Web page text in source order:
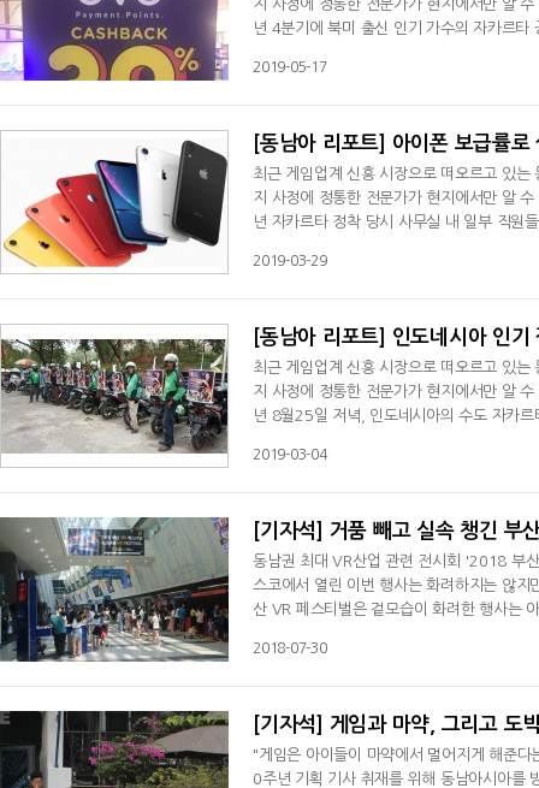
지 사정에 정통한 전문가가 현지에서만 알 수
년 4분기에 북미 출신 인기 가수의 자카르
인 예약 사이트에 접속, 개인정보를 입력하
2019-05-17
[동남아 리포트] 아이폰 보급률
최근 게임업계 신흥 시장으로 떠오르고 있
지 사정에 정통한 전문가가 현지에서만 알 수
년 자카르타 정착 당시 사무실 내 일부 직원
을 너무나 동경해 중고시장 혹은 개인 직거
2019-03-29
[동남아 리포트] 인도네시아 인
최근 게임업계 신흥 시장으로 떠오르고 있
지 사정에 정통한 전문가가 현지에서만 알
년 8월25일 저녁, 인도네시아의 수도 자카
할 수 있었다. 당시는 '라그나로크 온라인2'
2019-03-04
[기자석] 거품 빼고 실속 챙긴 부
동남권 최대 VR산업 관련 전시회 '2018 부
스코에서 열린 이번 행사는 화려하지는 않지
산 VR 페스티벌은 겉모습이 화려한 행사는
의 단독 참가 부스가 아닌 공동관이나 연합
2018-07-30
[기자석] 게임과 마약, 그리고 도
"게임은 아이들이 마약에서 멀어지게 해준
0주년 기획 기사 취재를 위해 동남아시아를